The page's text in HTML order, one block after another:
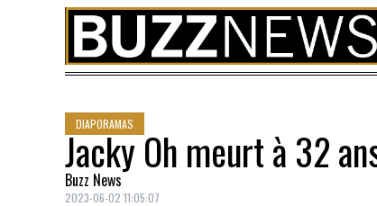
Skip to content
DIAPORAMAS
Jacky Oh meurt à 32
Buzz News
2023-06-02 11:05:07